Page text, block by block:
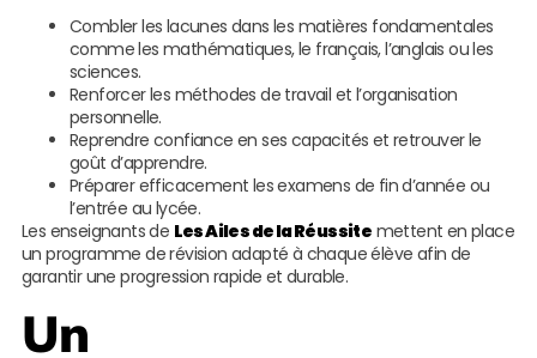
Combler les lacunes dans les matières fondamentales
comme les mathématiques, le français, l’anglais ou les
sciences.
Renforcer les méthodes de travail et l’organisation
personnelle.
Reprendre confiance en ses capacités et retrouver le
goût d’apprendre.
Préparer efficacement les examens de fin d’année ou
l’entrée au lycée.
Les enseignants de Les Ailes de la Réussite mettent en place
un programme de révision adapté à chaque élève afin de
garantir une progression rapide et durable.
Un